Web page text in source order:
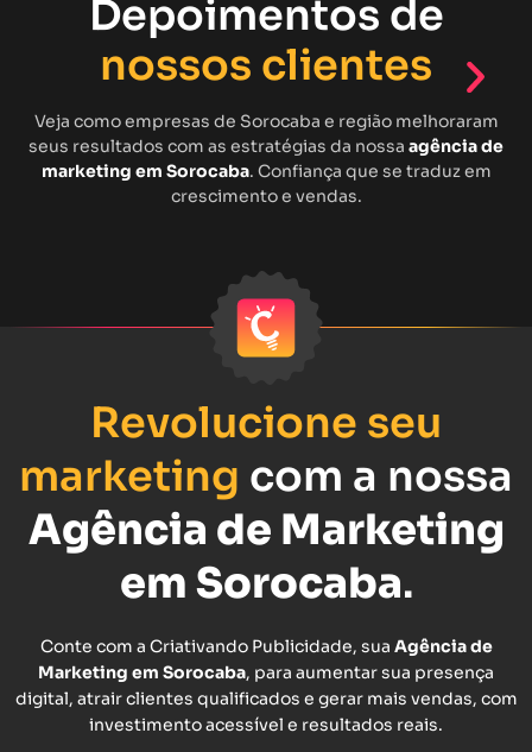
Depoimentos de
nossos clientes
Veja como empresas de Sorocaba e região melhoraram
seus resultados com as estratégias da nossa agência de
marketing em Sorocaba. Confiança que se traduz em
crescimento e vendas.
Revolucione seu
marketing com a nossa
Agência de Marketing
em Sorocaba.
Conte com a Criativando Publicidade, sua Agência de
Marketing em Sorocaba, para aumentar sua presença
digital, atrair clientes qualificados e gerar mais vendas, com
investimento acessível e resultados reais.